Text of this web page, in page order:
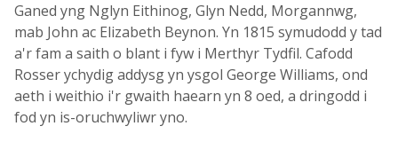
Ganed yng Nglyn Eithinog, Glyn Nedd, Morgannwg,
mab John ac Elizabeth Beynon. Yn 1815 symudodd y tad
a'r fam a saith o blant i fyw i Merthyr Tydfil. Cafodd
Rosser ychydig addysg yn ysgol George Williams, ond
aeth i weithio i'r gwaith haearn yn 8 oed, a dringodd i
fod yn is-oruchwyliwr yno.